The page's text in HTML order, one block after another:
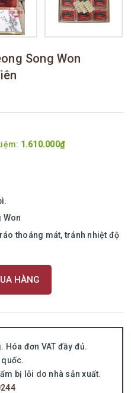
Song Won
1.610.000₫
Won
thoáng mát, tránh nhiệt độ
HÀNG
Hóa đơn VAT đầy đủ.
bị lỗi do nhà sản xuất.